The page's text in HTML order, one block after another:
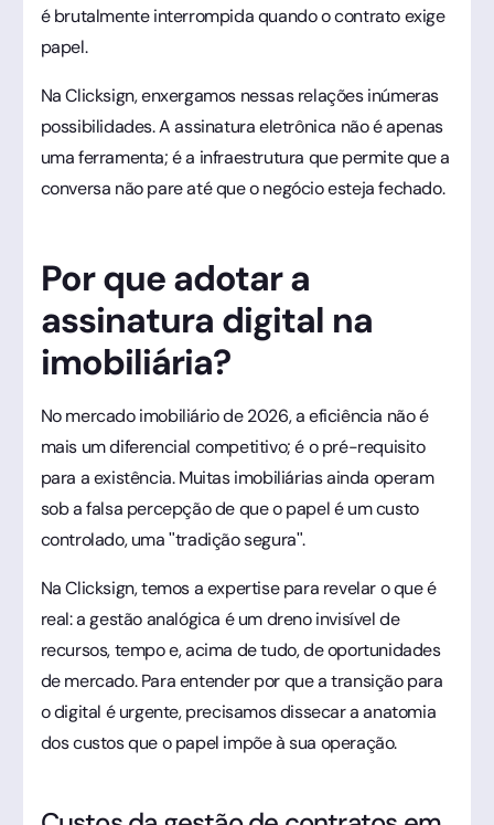
é brutalmente interrompida quando o contrato exige
papel.
Na Clicksign, enxergamos nessas relações inúmeras
possibilidades. A assinatura eletrônica não é apenas
uma ferramenta; é a infraestrutura que permite que a
conversa não pare até que o negócio esteja fechado.
Por que adotar a
assinatura digital na
imobiliária?
No mercado imobiliário de 2026, a eficiência não é
mais um diferencial competitivo; é o pré-requisito
para a existência. Muitas imobiliárias ainda operam
sob a falsa percepção de que o papel é um custo
controlado, uma "tradição segura".
Na Clicksign, temos a expertise para revelar o que é
real: a gestão analógica é um dreno invisível de
recursos, tempo e, acima de tudo, de oportunidades
de mercado. Para entender por que a transição para
o digital é urgente, precisamos dissecar a anatomia
dos custos que o papel impõe à sua operação.